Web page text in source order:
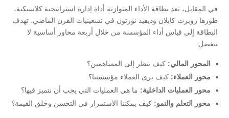
​في المقابل، تعد بطاقة الأداء المتوازنة أداة إدارة استراتيجية كلاسيكية،
طورها روبرت كابلان وديفيد نورتون في تسعينيات القرن الماضي. تهدف
البطاقة إلى قياس أداء المؤسسة من خلال أربعة محاور أساسية لا
تنفصل:
المحور المالي: كيف ننظر إلى المساهمين؟
محور العملاء: كيف يرى العملاء مؤسستنا؟
محور العمليات الداخلية: ما هي العمليات التي يجب أن نتميز فيها؟
محور التعلم والنمو: كيف يمكننا الاستمرار في التحسن وخلق القيمة؟